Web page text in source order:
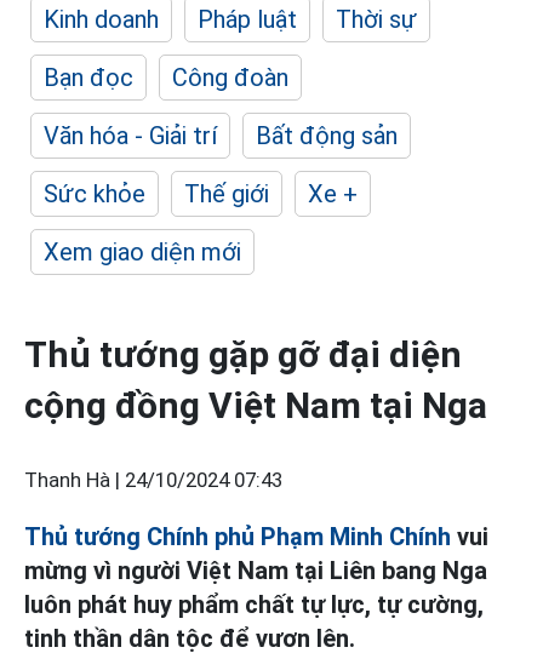
Kinh doanh
Pháp luật
Thời sự
Bạn đọc
Công đoàn
Văn hóa - Giải trí
Bất động sản
Sức khỏe
Thế giới
Xe +
Xem giao diện mới
Thủ tướng gặp gỡ đại diện
cộng đồng Việt Nam tại Nga
Thanh Hà | 24/10/2024 07:43
Thủ tướng Chính phủ Phạm Minh Chính vui
mừng vì người Việt Nam tại Liên bang Nga
luôn phát huy phẩm chất tự lực, tự cường,
tinh thần dân tộc để vươn lên.